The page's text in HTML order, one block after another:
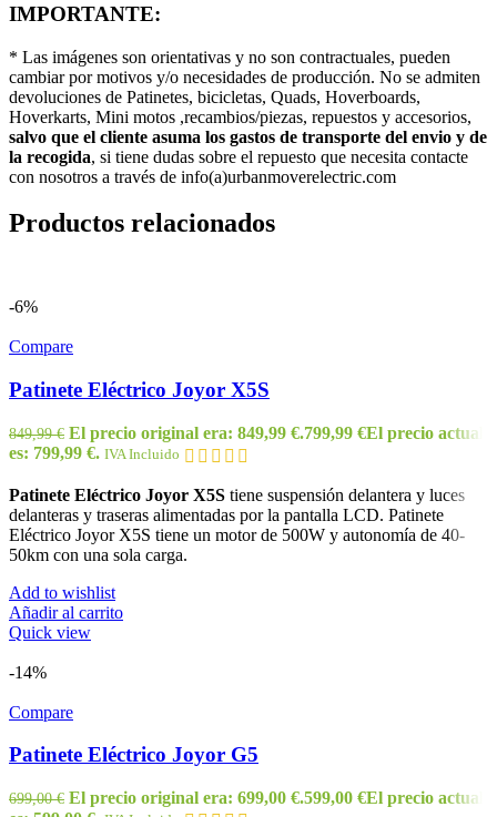
IMPORTANTE:
* Las imágenes son orientativas y no son contractuales, pueden
cambiar por motivos y/o necesidades de producción. No se admiten
devoluciones de Patinetes, bicicletas, Quads, Hoverboards,
Hoverkarts, Mini motos ,recambios/piezas, repuestos y accesorios,
salvo que el cliente asuma los gastos de transporte del envio y de
la recogida, si tiene dudas sobre el repuesto que necesita contacte
con nosotros a través de info(a)urbanmoverelectric.com
Productos relacionados
-6%
Compare
Patinete Eléctrico Joyor X5S
849,99€ El precio original era: 849,99 €.799,99 €El precio actual
es: 799,99 €. IVA Incluido
Patinete Eléctrico Joyor X5S tiene suspensión delantera y luces
delanteras y traseras alimentadas por la pantalla LCD. Patinete
Eléctrico Joyor X5S tiene un motor de 500W y autonomía de 40-
50km con una sola carga.
Add to wishlist
Añadir al carrito
Quick view
-14%
Compare
Patinete Eléctrico Joyor G5
699,00€ El precio original era: 699,00 €.599,00 €El precio actual